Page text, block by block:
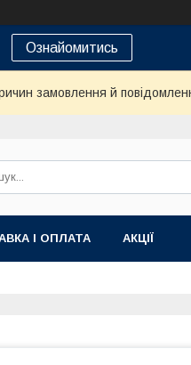
Ознайомитись
замовлення й
І ОПЛАТА АКЦІЇ